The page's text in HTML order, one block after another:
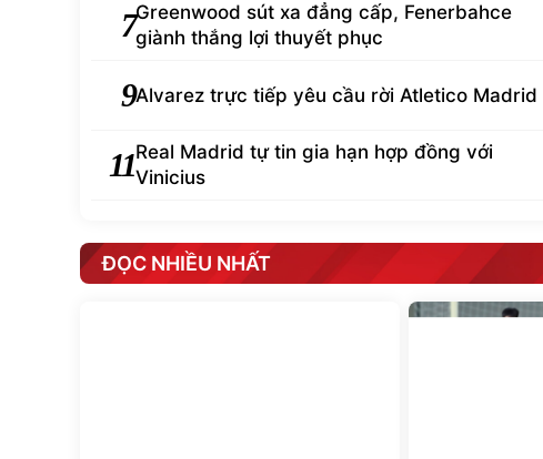
7Greenwood sút xa đẳng cấp, Fenerbahce
giành thắng lợi thuyết phục
9Alvarez trực tiếp yêu cầu rời Atletico Madrid
11Real Madrid tự tin gia hạn hợp đồng với
Vinicius
ĐỌC NHIỀU NHẤT